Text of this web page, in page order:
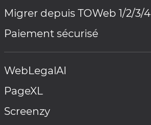
Migrer depuis TOWeb 1/2/3/4
Paiement sécurisé
WebLegalAI
PageXL
Screenzy